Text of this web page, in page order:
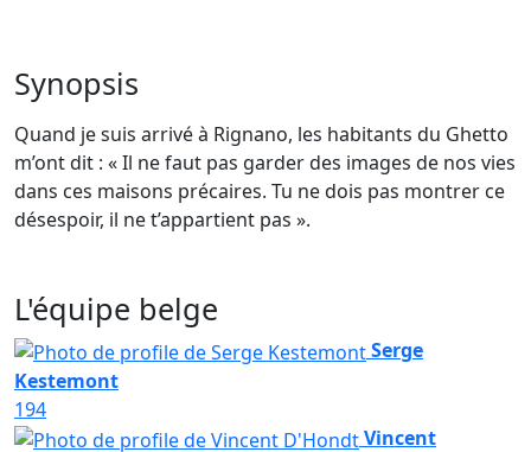
Synopsis
Quand je suis arrivé à Rignano, les habitants du Ghetto
m’ont dit : « Il ne faut pas garder des images de nos vies
dans ces maisons précaires. Tu ne dois pas montrer ce
désespoir, il ne t’appartient pas ».
L'équipe belge
Serge
Kestemont
194
Vincent